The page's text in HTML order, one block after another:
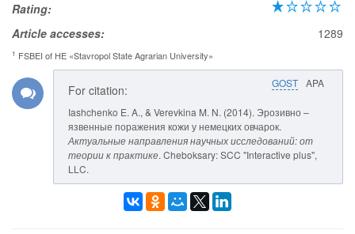
Rating:
Article accesses:
1289
1 FSBEI of HE «Stavropol State Agrarian University»
GOST APA
For citation:
Iashchenko E. A., & Verevkina M. N. (2014). Эрозивно –
язвенные поражения кожи у немецких овчарок.
Актуальные направления научных исследований: от
теории к практике. Cheboksary: SCC "Interactive plus",
LLC.